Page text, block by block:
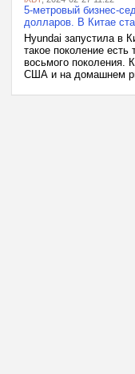
5-метровый бизнес-
долларов. В Китае
Hyundai запустила в
такое поколение
восьмого поколения.
США и на домашнем